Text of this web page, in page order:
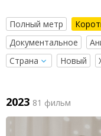
Полный метр
Документальное
Новый
2023 81 фильм